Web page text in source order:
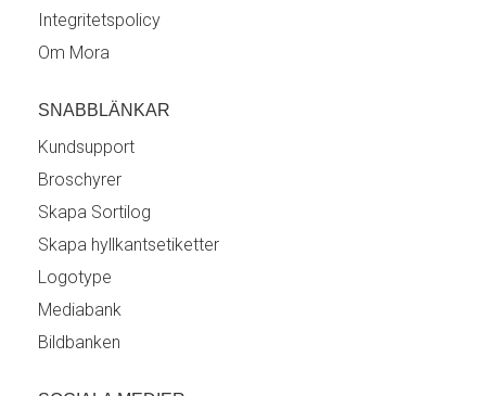
Integritetspolicy
Om Mora
SNABBLÄNKAR
Kundsupport
Broschyrer
Skapa Sortilog
Skapa hyllkantsetiketter
Logotype
Mediabank
Bildbanken